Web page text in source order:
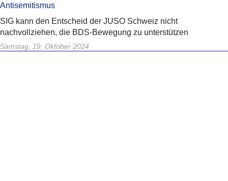
Antisemitismus
SIG kann den Entscheid der JUSO Schweiz nicht
nachvollziehen, die BDS-Bewegung zu unterstützen
Samstag, 19. Oktober 2024